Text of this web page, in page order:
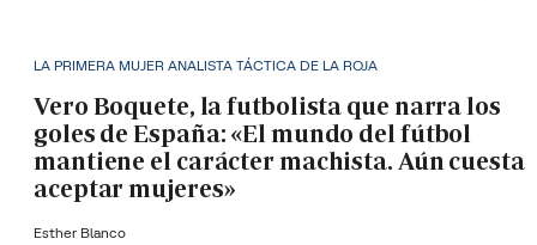
LA PRIMERA MUJER ANALISTA TÁCTICA DE LA ROJA
Vero Boquete, la futbolista que narra los
goles de España: «El mundo del fútbol
mantiene el carácter machista. Aún cuesta
aceptar mujeres»
Esther Blanco